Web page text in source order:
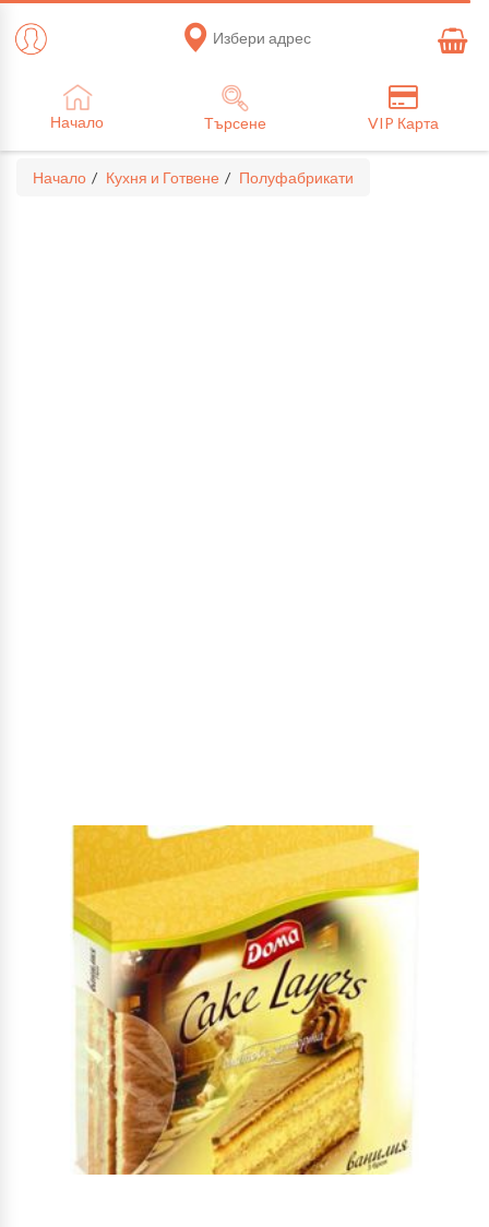
Избери адрес
Начало Търсене VIP Карта
Начало Кухня и Готвене Полуфабрикати